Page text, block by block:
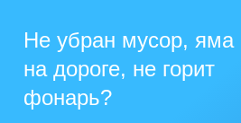
Не убран мусор, яма
на дороге, не горит
фонарь?